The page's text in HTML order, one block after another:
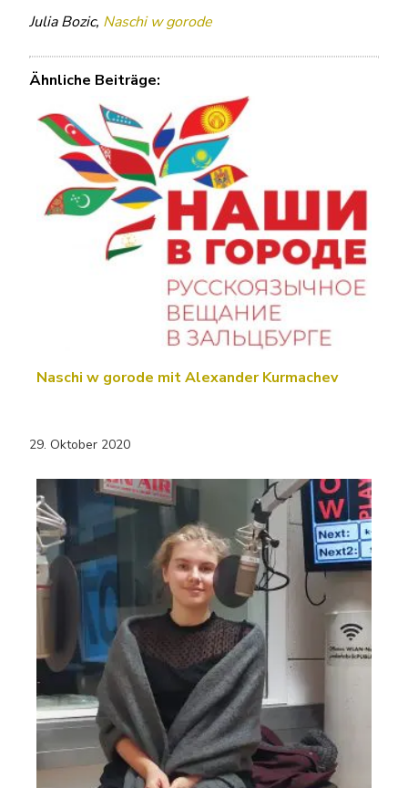
Julia Bozic, Naschi w gorode
Ähnliche Beiträge:
Naschi w gorode mit Alexander Kurmachev
29. Oktober 2020